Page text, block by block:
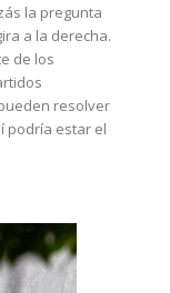
la pregunta
a la derecha.
de los
resolver
podría estar el